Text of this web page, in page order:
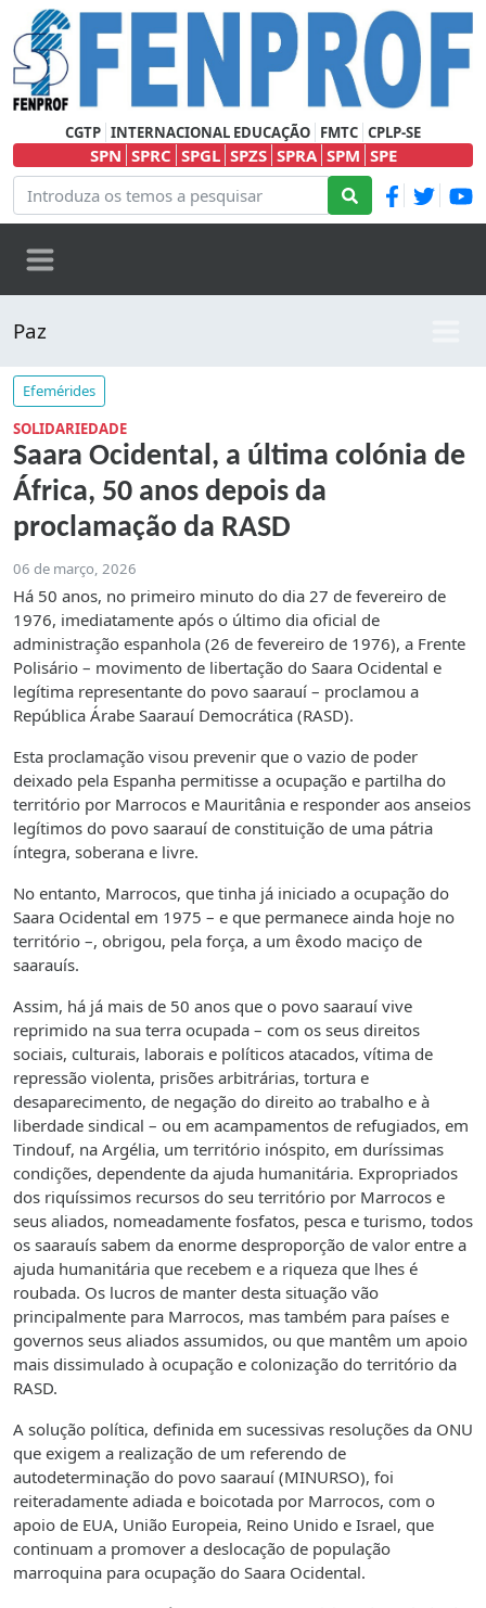
CGTP INTERNACIONAL EDUCAÇÃO FMTC CPLP-SE
SPN SPRC SPGL SPZS SPRA SPM SPE
Paz
Efemérides
SOLIDARIEDADE
Saara Ocidental, a última colónia de
África, 50 anos depois da
proclamação da RASD
06 de março, 2026
Há 50 anos, no primeiro minuto do dia 27 de fevereiro de
1976, imediatamente após o último dia oficial de
administração espanhola (26 de fevereiro de 1976), a Frente
Polisário – movimento de libertação do Saara Ocidental e
legítima representante do povo saarauí – proclamou a
República Árabe Saarauí Democrática (RASD).
Esta proclamação visou prevenir que o vazio de poder
deixado pela Espanha permitisse a ocupação e partilha do
território por Marrocos e Mauritânia e responder aos anseios
legítimos do povo saarauí de constituição de uma pátria
íntegra, soberana e livre.
No entanto, Marrocos, que tinha já iniciado a ocupação do
Saara Ocidental em 1975 – e que permanece ainda hoje no
território –, obrigou, pela força, a um êxodo maciço de
saarauís.
Assim, há já mais de 50 anos que o povo saarauí vive
reprimido na sua terra ocupada – com os seus direitos
sociais, culturais, laborais e políticos atacados, vítima de
repressão violenta, prisões arbitrárias, tortura e
desaparecimento, de negação do direito ao trabalho e à
liberdade sindical – ou em acampamentos de refugiados, em
Tindouf, na Argélia, um território inóspito, em duríssimas
condições, dependente da ajuda humanitária. Expropriados
dos riquíssimos recursos do seu território por Marrocos e
seus aliados, nomeadamente fosfatos, pesca e turismo, todos
os saarauís sabem da enorme desproporção de valor entre a
ajuda humanitária que recebem e a riqueza que lhes é
roubada. Os lucros de manter desta situação vão
principalmente para Marrocos, mas também para países e
governos seus aliados assumidos, ou que mantêm um apoio
mais dissimulado à ocupação e colonização do território da
RASD.
A solução política, definida em sucessivas resoluções da ONU
que exigem a realização de um referendo de
autodeterminação do povo saarauí (MINURSO), foi
reiteradamente adiada e boicotada por Marrocos, com o
apoio de EUA, União Europeia, Reino Unido e Israel, que
continuam a promover a deslocação de população
marroquina para ocupação do Saara Ocidental.